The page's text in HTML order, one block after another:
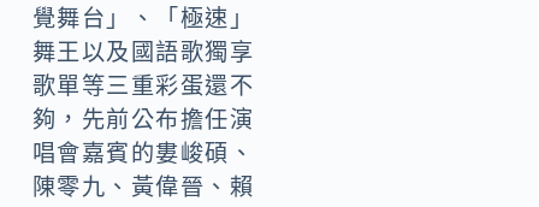
覺舞台」、「極速」
舞王以及國語歌獨享
歌單等三重彩蛋還不
夠，先前公布擔任演
唱會嘉賓的婁峻碩、
陳零九、黃偉晉、賴